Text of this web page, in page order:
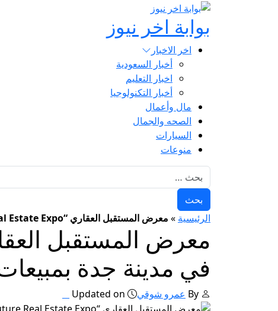
بوابة اخر نيوز
اخر الاخبار
أخبار السعودية
اخبار التعليم
أخبار التكنولوجيا
مال وأعمال
الصحه والجمال
السيارات
منوعات
الرئيسية » معرض المستقبل العقاري “Future Real Estate Expo” يختتم أعماله في مدينة جدة بمبيعات تتجاوز 2.7 مليار جنيه
في مدينة جدة بمبيعات تتجاوز 2.7
By عمرو شوقي Updated on